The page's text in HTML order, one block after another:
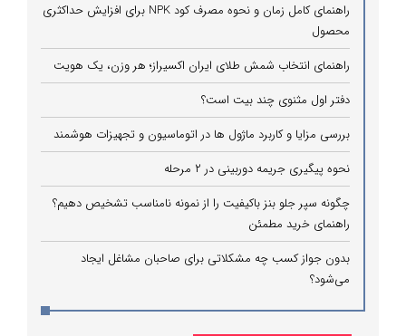
راهنمای کامل زمان و نحوه مصرف کود NPK برای افزایش حداکثری
محصول
راهنمای انتخاب شمش طلای ایران اکسیراز؛ هر وزن، یک هویت
دفتر اول مثنوی چند بیت است؟
بررسی مزایا و کاربرد ماژول ها در اتوماسیون و تجهیزات هوشمند
نحوه پیگیری جریمه دوربینی در ۲ مرحله
چگونه سپر جلو بنز باکیفیت را از نمونه نامناسب تشخیص دهیم؟
راهنمای خرید مطمئن
بدون جواز کسب چه مشکلاتی برای صاحبان مشاغل ایجاد
می‌شود؟